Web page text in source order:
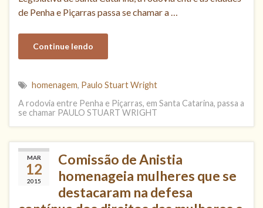
de Penha e Piçarras passa se chamar a …
Continue lendo
homenagem, Paulo Stuart Wright
A rodovia entre Penha e Piçarras, em Santa Catarina, passa a
se chamar PAULO STUART WRIGHT
MAR
12
2015
Comissão de Anistia
homenageia mulheres que se
destacaram na defesa